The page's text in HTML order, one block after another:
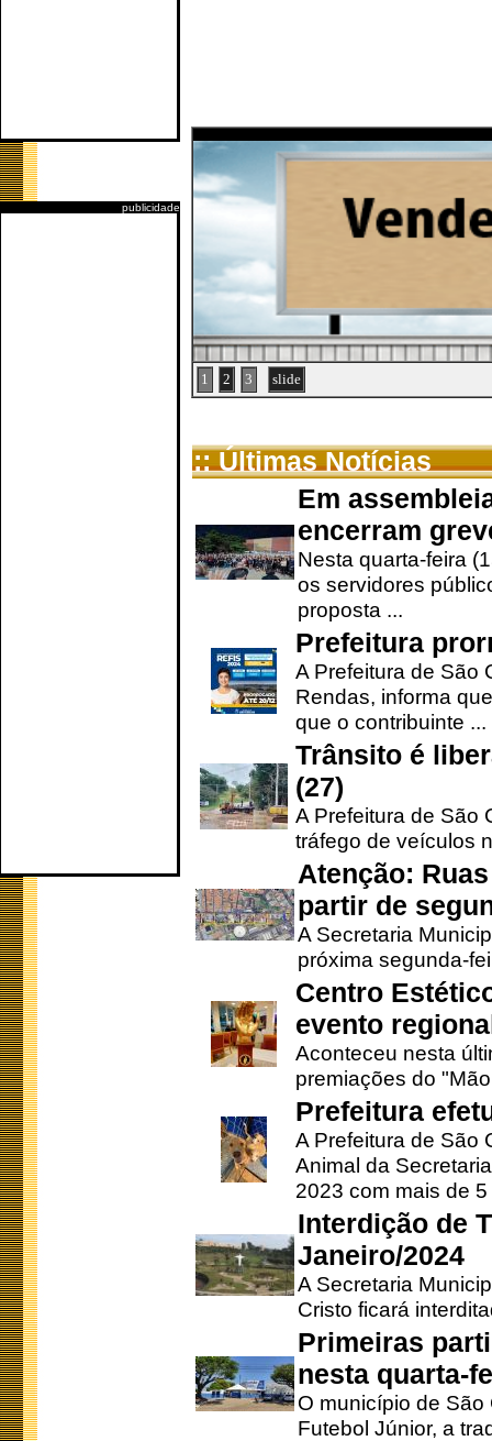
publicidade
1 2 3 slide
:: Últimas Notícias
Em
encerram
Nesta quarta-feira
os servidores
proposta ...
Prefeitura
A Prefeitura de São
Rendas, informa
que o contribuinte ...
Trânsito é
(27)
A Prefeitura de São
tráfego de veículos
Atenção:
partir de
A Secretaria
próxima segunda-
Centro
evento
Aconteceu nesta
premiações do
Prefeitura
A Prefeitura de São
Animal da
2023 com mais de 5
Interdição de
Janeiro/2024
A Secretaria
Cristo ficará
Primeiras
nesta quarta-
O município de
Futebol Júnior, a